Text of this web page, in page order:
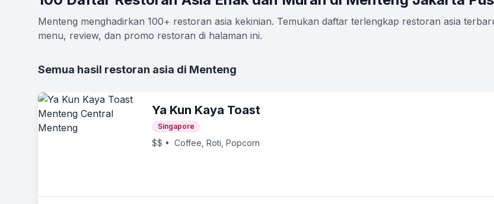
Menteng menghadirkan 100+ restoran asia kekinian. Temukan daftar terlengkap restoran asia
menu, review, dan promo restoran di halaman ini.
Semua hasil restoran asia di Menteng
Ya Kun Kaya Toast
Singapore
$$ • Coffee, Roti, Popcorn